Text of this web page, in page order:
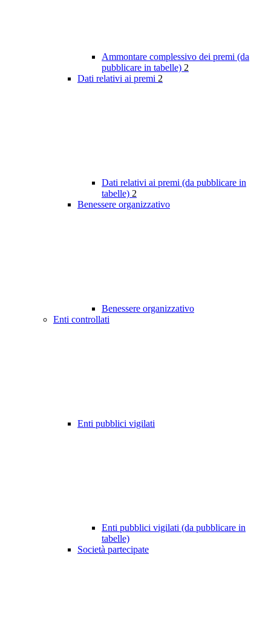
Ammontare complessivo dei premi (da
pubblicare in tabelle) 2
Dati relativi ai premi 2
Dati relativi ai premi (da pubblicare in
tabelle) 2
Benessere organizzativo
Benessere organizzativo
Enti controllati
Enti pubblici vigilati
Enti pubblici vigilati (da pubblicare in
tabelle)
Società partecipate